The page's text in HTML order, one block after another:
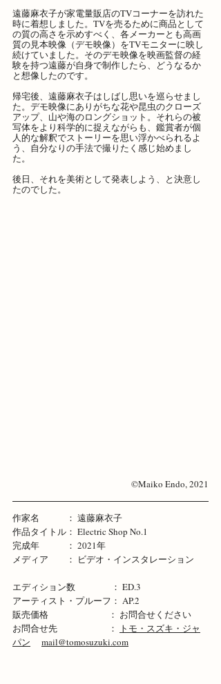
遠藤麻衣子が家電量販店のTVコーナーを訪れた
時に着想しました。TVを売るために商品として
の質の高さを示めすべく、各メーカーとも高画
質の見本映像（デモ映像）をTVモニターに映し
続けていました。そのデモ映像を映画監督の経
験を持つ遠藤が自身で制作したら、どうなるか
と想像したのです。
帰宅後、遠藤麻衣子はしばし思いを巡らせまし
た。デモ映像にありがちな花や昆虫のクローズ
アップ、山や海のロングショット。それらの被
写体をより科学的に捉えながらも、鑑賞者が個
人的な解釈でストーリーを思い浮かべられるよ
う、自分なりの手法で撮りたく感じ始めまし
た。
後日、それを美術として発表しよう、と決意し
たのでした。
©Maiko Endo, 2021
作家名　　　： 遠藤麻衣子
作品タイトル： Electric Shop No.1
完成年　　　： 2021年
メディア　　： ビデオ・インスタレーション
エディション数　　　　： ED.3
アーティスト・プルーフ： AP.2
販売価格　　　　　　   ： お問合せください
お問合せ先　　　　　   ：
トモ・スズキ・ジャ
パン
mail@tomosuzuki.com